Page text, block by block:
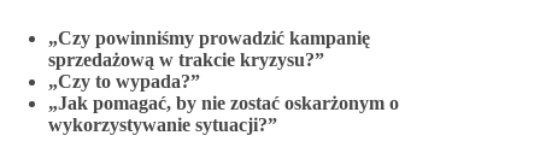
„Czy powinniśmy prowadzić kampanię
sprzedażową w trakcie kryzysu?”
„Czy to wypada?”
„Jak pomagać, by nie zostać oskarżonym o
wykorzystywanie sytuacji?”